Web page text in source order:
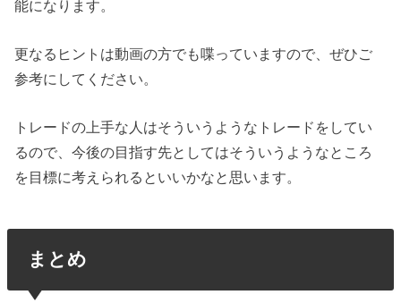
能になります。
更なるヒントは動画の方でも喋っていますので、ぜひご
参考にしてください。
トレードの上手な人はそういうようなトレードをしてい
るので、今後の目指す先としてはそういうようなところ
を目標に考えられるといいかなと思います。
まとめ